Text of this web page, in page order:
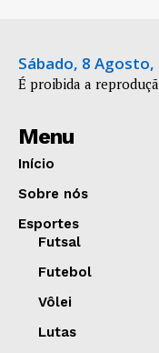
Sábado, 8 Agosto,
É proibida a
Menu
Início
Sobre nós
Esportes
Futsal
Futebol
Vôlei
Lutas